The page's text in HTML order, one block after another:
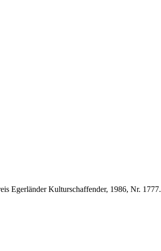
Egerländer Kulturschaffender, 1986, Nr. 1777.